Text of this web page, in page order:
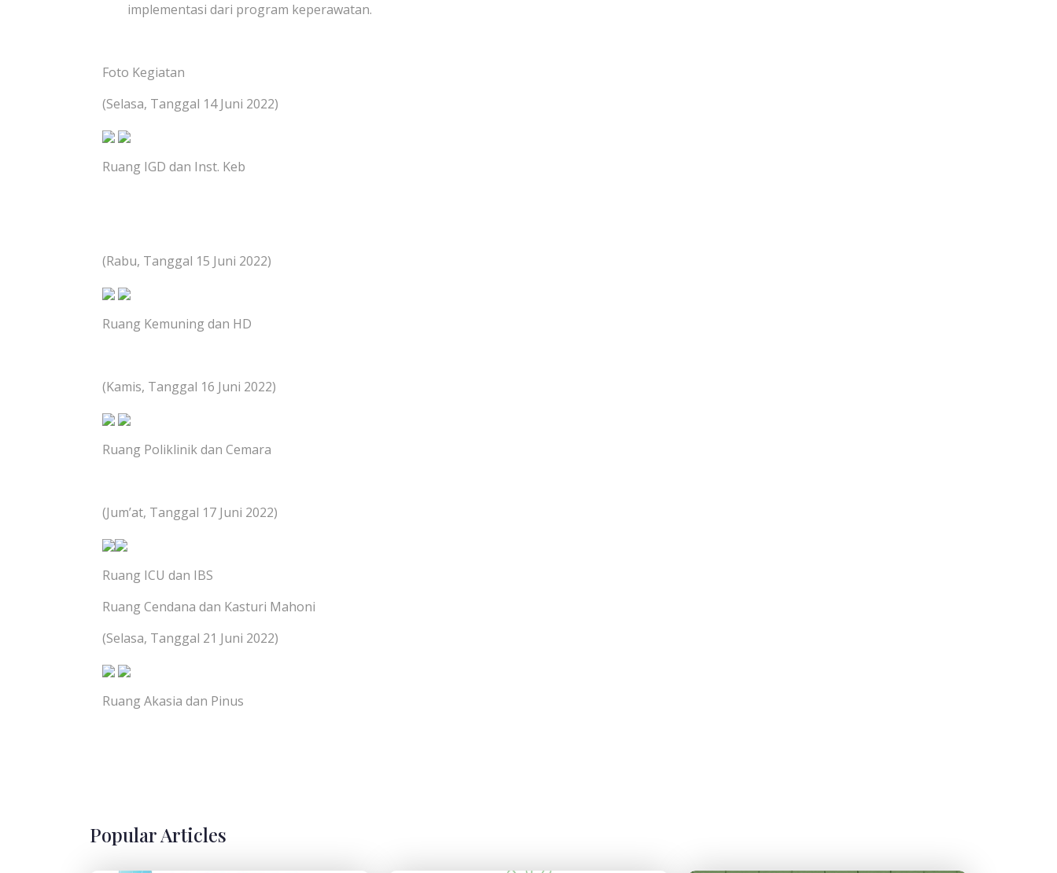
implementasi dari program keperawatan.
Foto Kegiatan
(Selasa, Tanggal 14 Juni 2022)
Ruang IGD dan Inst. Keb
(Rabu, Tanggal 15 Juni 2022)
Ruang Kemuning dan HD
(Kamis, Tanggal 16 Juni 2022)
Ruang Poliklinik dan Cemara
(Jum’at, Tanggal 17 Juni 2022)
Ruang ICU dan IBS
Ruang Cendana dan Kasturi Mahoni
(Selasa, Tanggal 21 Juni 2022)
Ruang Akasia dan Pinus
Popular Articles